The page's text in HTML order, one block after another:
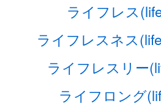
ライフレス
ライフレスネス
ライフレスリー
ライフロング